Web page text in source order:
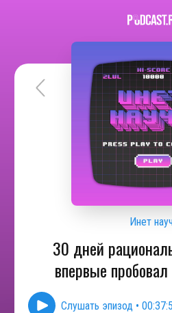
Инет
30 дней
впервые
Слушать эпизод •